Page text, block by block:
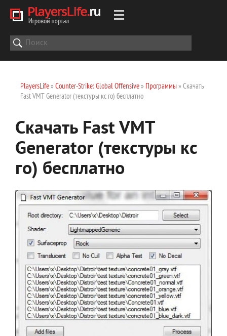
PlayersLife» Counter-Strike: Global Offensive» Программы» Скачать
Fast VMT Generator (текстуры кс го) бесплатно
Скачать Fast VMT
Generator (текстуры кс
го) бесплатно